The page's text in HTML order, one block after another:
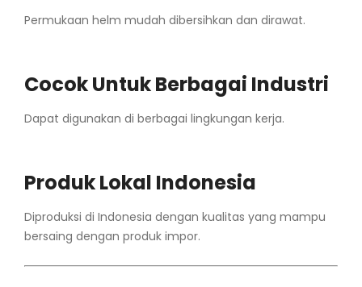
Permukaan helm mudah dibersihkan dan dirawat.
Cocok Untuk Berbagai Industri
Dapat digunakan di berbagai lingkungan kerja.
Produk Lokal Indonesia
Diproduksi di Indonesia dengan kualitas yang mampu
bersaing dengan produk impor.